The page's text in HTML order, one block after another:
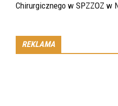
Chirurgicznego w SPZZOZ w
REKLAMA